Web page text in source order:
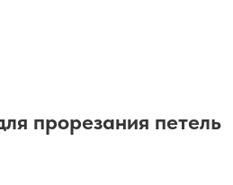
прорезания петель